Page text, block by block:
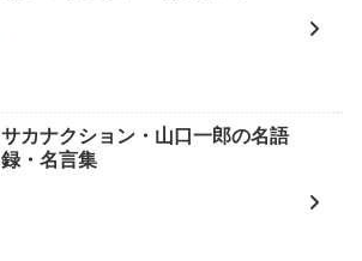
サカナクション・山口一郎の名語
録・名言集